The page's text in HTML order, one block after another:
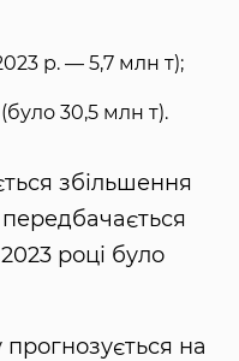
р. — 5,7 млн т);
30,5 млн т).
збільшення
передбачається
році було
на